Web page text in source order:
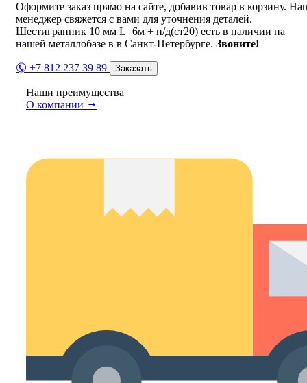
Оформите заказ прямо на сайте, добавив товар в корзину.
менеджер свяжется с вами для уточнения деталей.
Шестигранник 10 мм L=6м + н/д(ст20) есть в наличии на
нашей металлобазе в в Санкт-Петербурге. Звоните!
+7 812 237 39 89 Заказать
Наши преимущества
О компании